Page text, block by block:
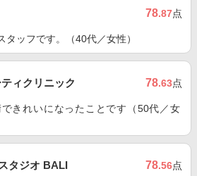
78.87点
ッフです。（40代／女性）
ィクリニック 78.63点
きれいになったことです（50代／女
タジオ BALI 78.56点